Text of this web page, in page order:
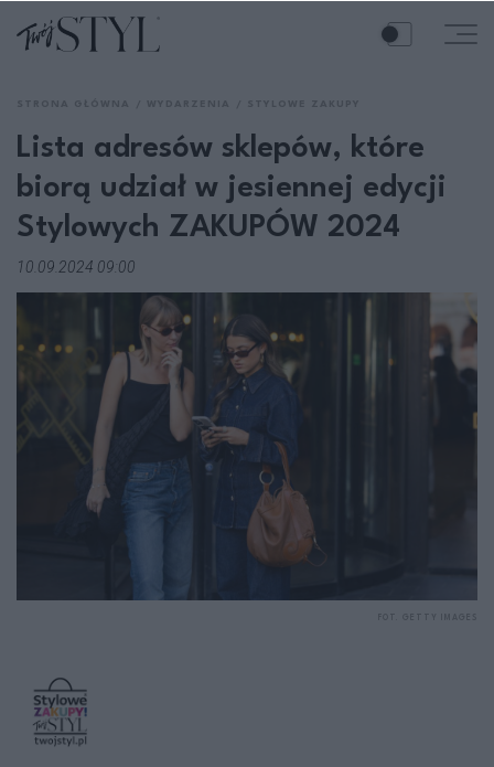
Lista adresów sklepów, które
biorą udział w jesiennej edycji
Stylowych ZAKUPÓW 2024
10.09.2024 09:00